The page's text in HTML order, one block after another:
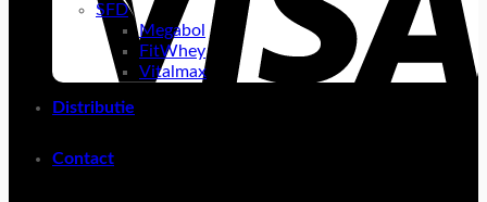
SFD
Megabol
FitWhey
Vitalmax
Distributie
Contact